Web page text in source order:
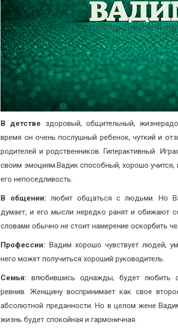
В детстве здоровый, общительный,
время он очень послушный ребенок, чуткий и
родителей и родственников. Гиперактивный.
своим эмоциям.Вадик способный, хорошо учится,
его непоседливость.
В общении: любит общаться с людьми. Но
думает, и его мысли нередко ранят и обижают
словами обычно не стоит намерение оскорбить
Профессии: Вадим хорошо чувствует людей,
него может получиться хороший руководитель.
Семья: влюбившись однажды, будет любить
ревнив. Женщину воспринимает как свое
абсолютной преданности. Но в целом жене
жизнь будет спокойная и гармоничная.